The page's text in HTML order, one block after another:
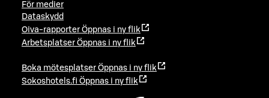
För medier
Dataskydd
Oiva-rapporter Öppnas i ny flik
Arbetsplatser Öppnas i ny flik
Boka mötesplatser Öppnas i ny flik
Sokoshotels.fi Öppnas i ny flik